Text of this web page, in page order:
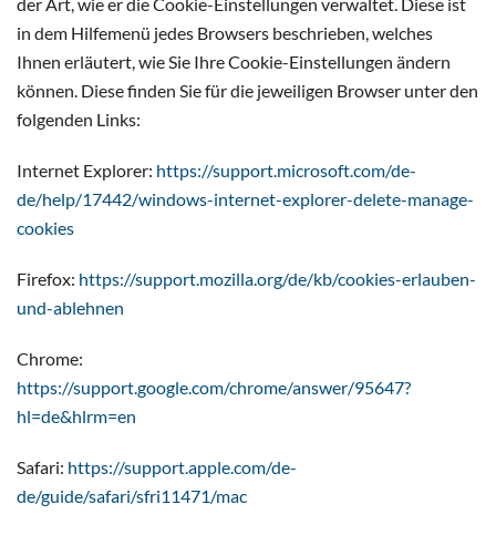
der Art, wie er die Cookie-Einstellungen verwaltet. Diese ist
in dem Hilfemenü jedes Browsers beschrieben, welches
Ihnen erläutert, wie Sie Ihre Cookie-Einstellungen ändern
können. Diese finden Sie für die jeweiligen Browser unter den
folgenden Links:
Internet Explorer: https://support.microsoft.com/de-
de/help/17442/windows-internet-explorer-delete-manage-
cookies
Firefox: https://support.mozilla.org/de/kb/cookies-erlauben-
und-ablehnen
Chrome:
https://support.google.com/chrome/answer/95647?
hl=de&hlrm=en
Safari: https://support.apple.com/de-
de/guide/safari/sfri11471/mac